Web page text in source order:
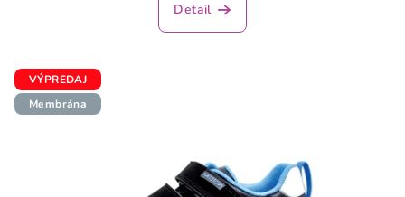
Detail
VÝPREDAJ
Membrána